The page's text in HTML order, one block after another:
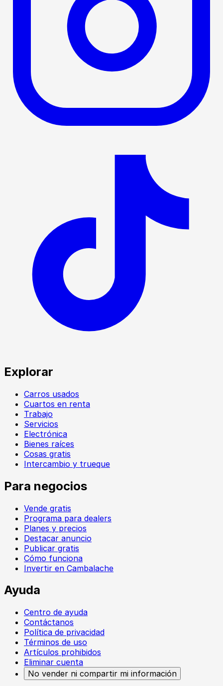
Explorar
Carros usados
Cuartos en renta
Trabajo
Servicios
Electrónica
Bienes raíces
Cosas gratis
Intercambio y trueque
Para negocios
Vende gratis
Programa para dealers
Planes y precios
Destacar anuncio
Publicar gratis
Cómo funciona
Invertir en Cambalache
Ayuda
Centro de ayuda
Contáctanos
Política de privacidad
Términos de uso
Artículos prohibidos
Eliminar cuenta
No vender ni compartir mi información